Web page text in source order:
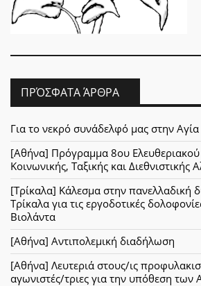
ΠΡΌΣΦΑΤΑ ΆΡΘΡΑ
Για το νεκρό συνάδελφό μας στην
[Αθήνα] Πρόγραμμα 8ου
Κοινωνικής, Ταξικής και Διεθνιστικής
[Τρίκαλα] Κάλεσμα στην πανελλαδική
Τρίκαλα για τις εργοδοτικές
Βιολάντα
[Αθήνα] Αντιπολεμική διαδήλωση
[Αθήνα] Λευτεριά στους/ις
αγωνιστές/τριες για την υπόθεση